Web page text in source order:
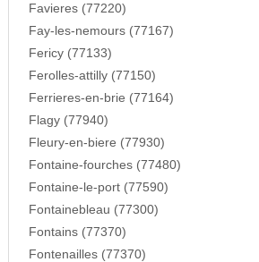
Favieres (77220)
Fay-les-nemours (77167)
Fericy (77133)
Ferolles-attilly (77150)
Ferrieres-en-brie (77164)
Flagy (77940)
Fleury-en-biere (77930)
Fontaine-fourches (77480)
Fontaine-le-port (77590)
Fontainebleau (77300)
Fontains (77370)
Fontenailles (77370)